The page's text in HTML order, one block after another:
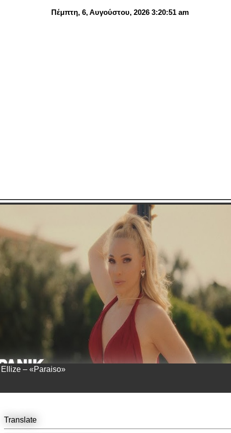
Πέμπτη, 6, Αυγούστου, 2026 3:20:52 am
Ellize – «Paraiso»
Translate